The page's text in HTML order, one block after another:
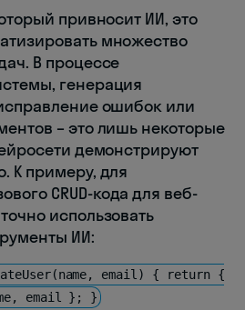
привносит ИИ, это
множество
В процессе
генерация
ошибок или
– это лишь некоторые
демонстрируют
К примеру, для
CRUD-кода для веб-
использовать
ИИ:
email) { return {
email }; }